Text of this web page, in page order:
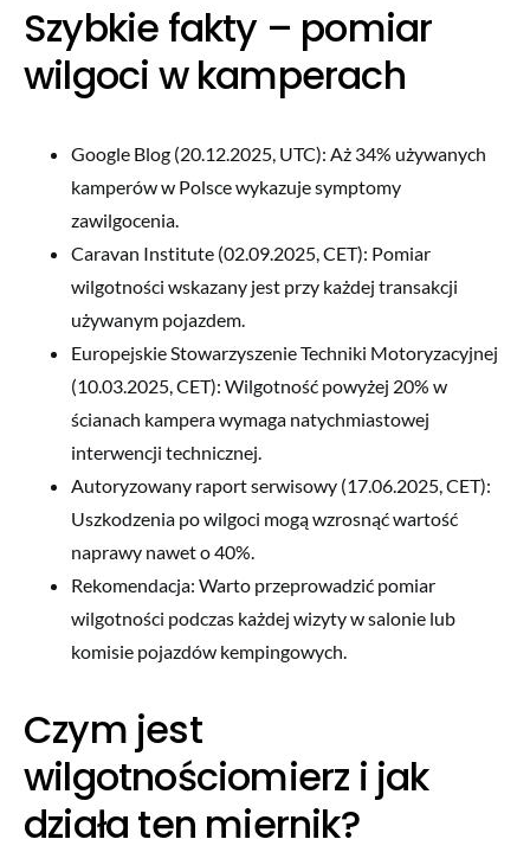
Szybkie fakty – pomiar
wilgoci w kamperach
Google Blog (20.12.2025, UTC): Aż 34% używanych
kamperów w Polsce wykazuje symptomy
zawilgocenia.
Caravan Institute (02.09.2025, CET): Pomiar
wilgotności wskazany jest przy każdej transakcji
używanym pojazdem.
Europejskie Stowarzyszenie Techniki Motoryzacyjnej
(10.03.2025, CET): Wilgotność powyżej 20% w
ścianach kampera wymaga natychmiastowej
interwencji technicznej.
Autoryzowany raport serwisowy (17.06.2025, CET):
Uszkodzenia po wilgoci mogą wzrosnąć wartość
naprawy nawet o 40%.
Rekomendacja: Warto przeprowadzić pomiar
wilgotności podczas każdej wizyty w salonie lub
komisie pojazdów kempingowych.
Czym jest
wilgotnościomierz i jak
działa ten miernik?